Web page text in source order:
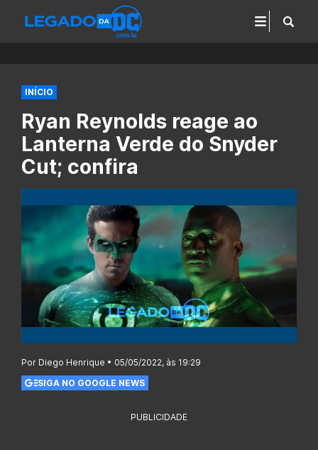
INÍCIO
Ryan Reynolds reage ao
Lanterna Verde do Snyder
Cut; confira
Por Diego Henrique • 05/05/2022, às 19:29
SIGA NO GOOGLE NEWS
PUBLICIDADE